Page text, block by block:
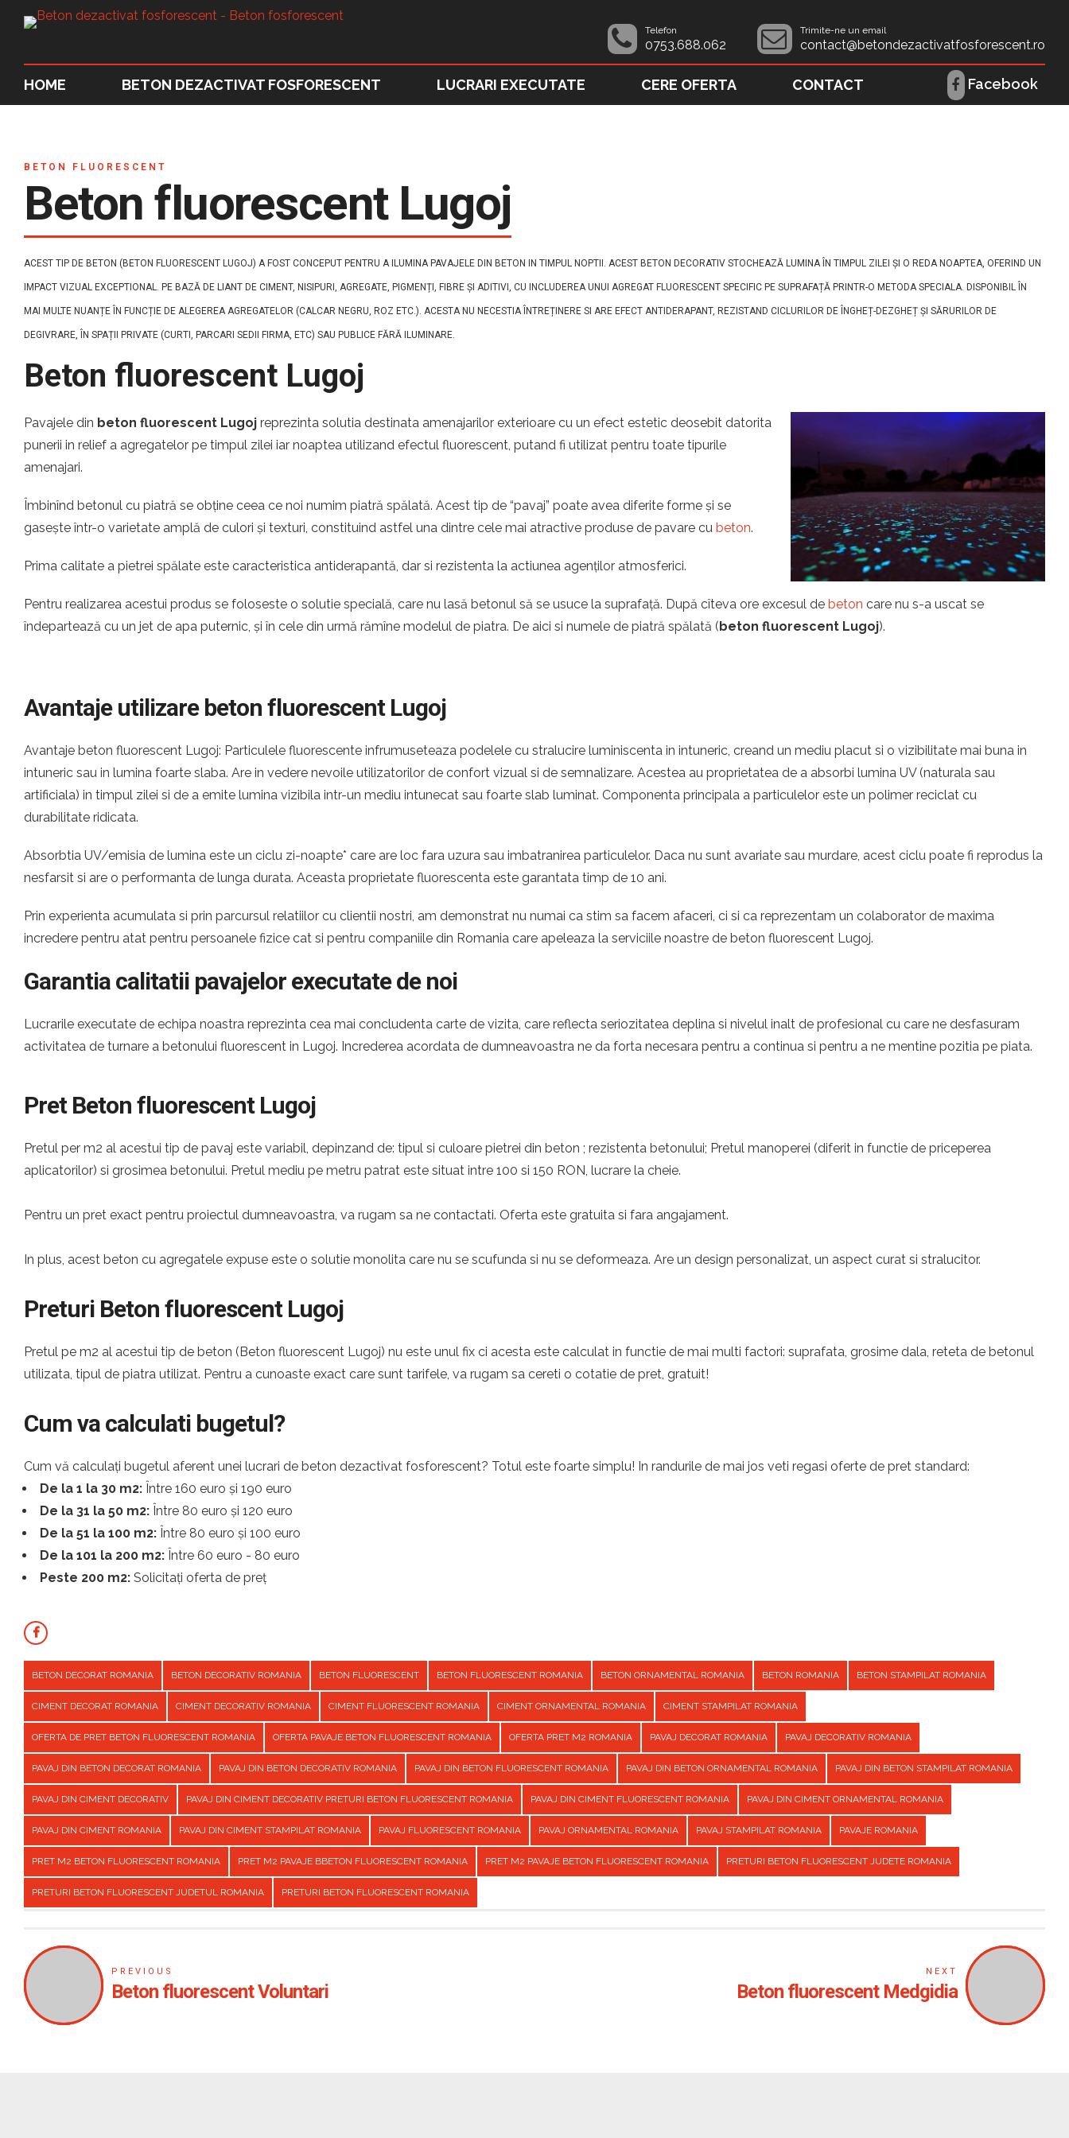
Telefon
0753.688.062
Trimite-ne un email
contact@betondezactivatfosforescent.ro
Facebook
HOME BETON DEZACTIVAT FOSFORESCENT LUCRARI EXECUTATE CERE OFERTA CONTACT
BETON FLUORESCENT
Beton fluorescent Lugoj
ACEST TIP DE BETON (BETON FLUORESCENT LUGOJ) A FOST CONCEPUT PENTRU A ILUMINA PAVAJELE DIN BETON IN TIMPUL NOPTII. ACEST BETON DECORATIV STOCHEAZĂ LUMINA ÎN TIMPUL ZILEI ȘI O REDA NOAPTEA, OFERIND UN
IMPACT VIZUAL EXCEPTIONAL. PE BAZĂ DE LIANT DE CIMENT, NISIPURI, AGREGATE, PIGMENȚI, FIBRE ȘI ADITIVI, CU INCLUDEREA UNUI AGREGAT FLUORESCENT SPECIFIC PE SUPRAFAȚĂ PRINTR-O METODA SPECIALA. DISPONIBIL ÎN
MAI MULTE NUANȚE ÎN FUNCȚIE DE ALEGEREA AGREGATELOR (CALCAR NEGRU, ROZ ETC.). ACESTA NU NECESTIA ÎNTREȚINERE SI ARE EFECT ANTIDERAPANT, REZISTAND CICLURILOR DE ÎNGHEȚ-DEZGHEȚ ȘI SĂRURILOR DE
DEGIVRARE, ÎN SPAȚII PRIVATE (CURTI, PARCARI SEDII FIRMA, ETC) SAU PUBLICE FĂRĂ ILUMINARE.
Beton fluorescent Lugoj
Pavajele din beton fluorescent Lugoj reprezinta solutia destinata amenajarilor exterioare cu un efect estetic deosebit datorita
punerii in relief a agregatelor pe timpul zilei iar noaptea utilizand efectul fluorescent, putand fi utilizat pentru toate tipurile
amenajari.
Îmbinînd betonul cu piatră se obține ceea ce noi numim piatră spălată. Acest tip de “pavaj” poate avea diferite forme și se
gasește într-o varietate amplă de culori și texturi, constituind astfel una dintre cele mai atractive produse de pavare cu beton.
Prima calitate a pietrei spălate este caracteristica antiderapantă, dar si rezistenta la actiunea agenților atmosferici.
Pentru realizarea acestui produs se foloseste o solutie specială, care nu lasă betonul să se usuce la suprafață. După cîteva ore excesul de beton care nu s-a uscat se
îndepartează cu un jet de apa puternic, și în cele din urmă rămîne modelul de piatra. De aici si numele de piatră spălată (beton fluorescent Lugoj).
Avantaje utilizare beton fluorescent Lugoj
Avantaje beton fluorescent Lugoj: Particulele fluorescente infrumuseteaza podelele cu stralucire luminiscenta in intuneric, creand un mediu placut si o vizibilitate mai buna in
intuneric sau in lumina foarte slaba. Are in vedere nevoile utilizatorilor de confort vizual si de semnalizare. Acestea au proprietatea de a absorbi lumina UV (naturala sau
artificiala) in timpul zilei si de a emite lumina vizibila intr-un mediu intunecat sau foarte slab luminat. Componenta principala a particulelor este un polimer reciclat cu
durabilitate ridicata.
Absorbtia UV/emisia de lumina este un ciclu zi-noapte* care are loc fara uzura sau imbatranirea particulelor. Daca nu sunt avariate sau murdare, acest ciclu poate fi reprodus la
nesfarsit si are o performanta de lunga durata. Aceasta proprietate fluorescenta este garantata timp de 10 ani.
Prin experienta acumulata si prin parcursul relatiilor cu clientii nostri, am demonstrat nu numai ca stim sa facem afaceri, ci si ca reprezentam un colaborator de maxima
incredere pentru atat pentru persoanele fizice cat si pentru companiile din Romania care apeleaza la serviciile noastre de beton fluorescent Lugoj.
Garantia calitatii pavajelor executate de noi
Lucrarile executate de echipa noastra reprezinta cea mai concludenta carte de vizita, care reflecta seriozitatea deplina si nivelul inalt de profesional cu care ne desfasuram
activitatea de turnare a betonului fluorescent in Lugoj. Increderea acordata de dumneavoastra ne da forta necesara pentru a continua si pentru a ne mentine pozitia pe piata.
Pret Beton fluorescent Lugoj
Pretul per m2 al acestui tip de pavaj este variabil, depinzand de: tipul si culoare pietrei din beton ; rezistenta betonului; Pretul manoperei (diferit in functie de priceperea
aplicatorilor) si grosimea betonului. Pretul mediu pe metru patrat este situat intre 100 si 150 RON, lucrare la cheie.
Pentru un pret exact pentru proiectul dumneavoastra, va rugam sa ne contactati. Oferta este gratuita si fara angajament.
In plus, acest beton cu agregatele expuse este o solutie monolita care nu se scufunda si nu se deformeaza. Are un design personalizat, un aspect curat si stralucitor.
Preturi Beton fluorescent Lugoj
Pretul pe m2 al acestui tip de beton (Beton fluorescent Lugoj) nu este unul fix ci acesta este calculat in functie de mai multi factori: suprafata, grosime dala, reteta de betonul
utilizata, tipul de piatra utilizat. Pentru a cunoaste exact care sunt tarifele, va rugam sa cereti o cotatie de pret, gratuit!
Cum va calculati bugetul?
Cum vă calculați bugetul aferent unei lucrari de beton dezactivat fosforescent? Totul este foarte simplu! In randurile de mai jos veti regasi oferte de pret standard:
De la 1 la 30 m2: Între 160 euro și 190 euro
De la 31 la 50 m2: Între 80 euro și 120 euro
De la 51 la 100 m2: Între 80 euro și 100 euro
De la 101 la 200 m2: Între 60 euro - 80 euro
Peste 200 m2: Solicitați oferta de preț
BETON DECORAT ROMANIA BETON DECORATIV ROMANIA BETON FLUORESCENT BETON FLUORESCENT ROMANIA BETON ORNAMENTAL ROMANIA BETON ROMANIA BETON STAMPILAT ROMANIA
CIMENT DECORAT ROMANIA CIMENT DECORATIV ROMANIA CIMENT FLUORESCENT ROMANIA CIMENT ORNAMENTAL ROMANIA CIMENT STAMPILAT ROMANIA
OFERTA DE PRET BETON FLUORESCENT ROMANIA OFERTA PAVAJE BETON FLUORESCENT ROMANIA OFERTA PRET M2 ROMANIA PAVAJ DECORAT ROMANIA PAVAJ DECORATIV ROMANIA
PAVAJ DIN BETON DECORAT ROMANIA PAVAJ DIN BETON DECORATIV ROMANIA PAVAJ DIN BETON FLUORESCENT ROMANIA PAVAJ DIN BETON ORNAMENTAL ROMANIA PAVAJ DIN BETON STAMPILAT ROMANIA
PAVAJ DIN CIMENT DECORATIV PAVAJ DIN CIMENT DECORATIV PRETURI BETON FLUORESCENT ROMANIA PAVAJ DIN CIMENT FLUORESCENT ROMANIA PAVAJ DIN CIMENT ORNAMENTAL ROMANIA
PAVAJ DIN CIMENT ROMANIA PAVAJ DIN CIMENT STAMPILAT ROMANIA PAVAJ FLUORESCENT ROMANIA PAVAJ ORNAMENTAL ROMANIA PAVAJ STAMPILAT ROMANIA PAVAJE ROMANIA
PRET M2 BETON FLUORESCENT ROMANIA PRET M2 PAVAJE BBETON FLUORESCENT ROMANIA PRET M2 PAVAJE BETON FLUORESCENT ROMANIA PRETURI BETON FLUORESCENT JUDETE ROMANIA
PRETURI BETON FLUORESCENT JUDETUL ROMANIA PRETURI BETON FLUORESCENT ROMANIA
PREVIOUS
Beton fluorescent Voluntari
NEXT
Beton fluorescent Medgidia